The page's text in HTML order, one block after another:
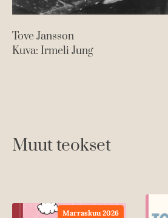
Tove Jansson
Kuva: Irmeli Jung
Muut teokset
Marraskuu 2026